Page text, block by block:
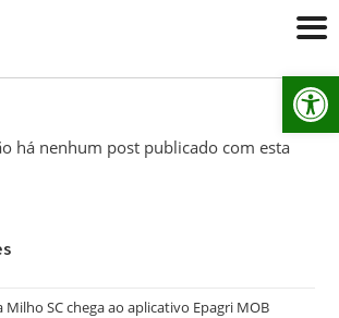
há nenhum post publicado com esta
SC chega ao aplicativo Epagri MOB